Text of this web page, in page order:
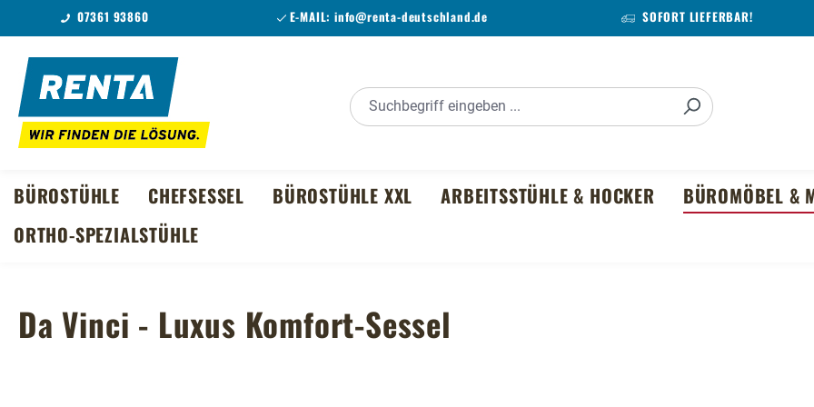
Hauptinhalt springen
Zur Suche springen
Zur Hauptnavigation springen
07361 93860 E-MAIL:info@renta-deutschland.de SOFORT LIEFERBAR!
BÜROSTÜHLE CHEFSESSEL BÜROSTÜHLE XXL ARBEITSSTÜHLE & HOCKER BÜROMÖBEL &
ORTHO-SPEZIALSTÜHLE
Da Vinci - Luxus Komfort-Sessel